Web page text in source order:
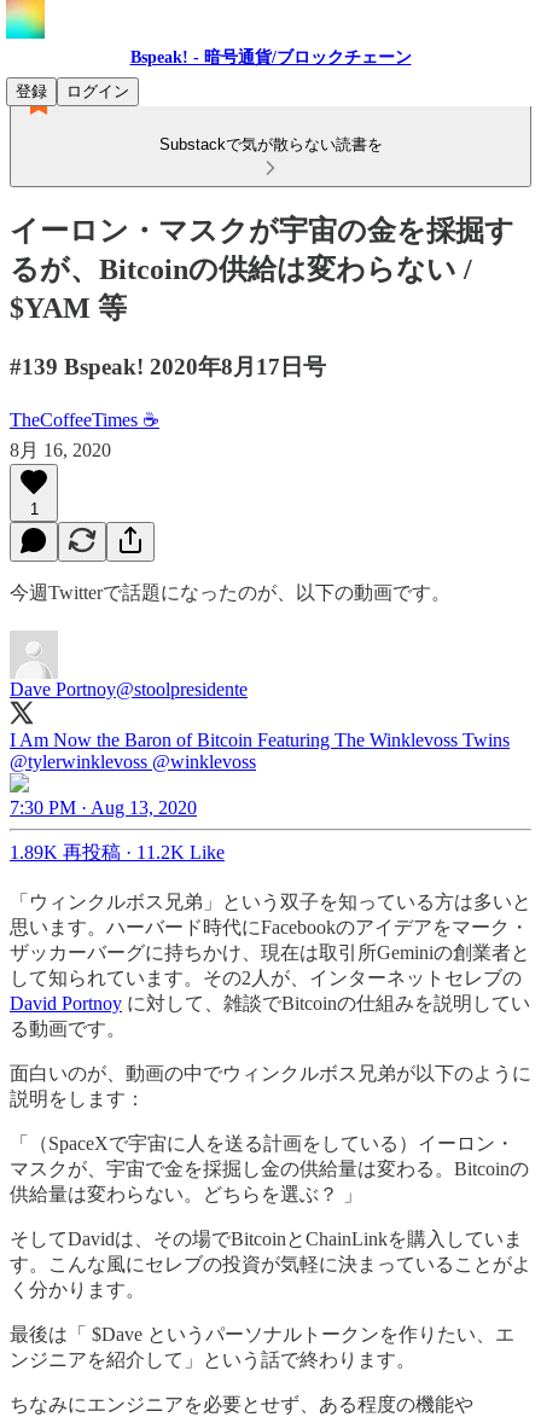
Bspeak! - 暗号通貨/ブロックチェーン
登録
ログイン
Substackで気が散らない読書を
イーロン・マスクが宇宙の金を採掘す
るが、Bitcoinの供給は変わらない /
$YAM 等
#139 Bspeak! 2020年8月17日号
TheCoffeeTimes ☕
8月 16, 2020
1
今週Twitterで話題になったのが、以下の動画です。
Dave Portnoy@stoolpresidente
I Am Now the Baron of Bitcoin Featuring The Winklevoss Twins
@tylerwinklevoss @winklevoss
7:30 PM · Aug 13, 2020
1.89K 再投稿 · 11.2K Like
「ウィンクルボス兄弟」という双子を知っている方は多いと
思います。ハーバード時代にFacebookのアイデアをマーク・
ザッカーバーグに持ちかけ、現在は取引所Geminiの創業者と
して知られています。その2人が、インターネットセレブの
David Portnoy に対して、雑談でBitcoinの仕組みを説明してい
る動画です。
面白いのが、動画の中でウィンクルボス兄弟が以下のように
説明をします：
「（SpaceXで宇宙に人を送る計画をしている）イーロン・
マスクが、宇宙で金を採掘し金の供給量は変わる。Bitcoinの
供給量は変わらない。どちらを選ぶ？ 」
そしてDavidは、その場でBitcoinとChainLinkを購入していま
す。こんな風にセレブの投資が気軽に決まっていることがよ
く分かります。
最後は「 $Dave というパーソナルトークンを作りたい、エ
ンジニアを紹介して」という話で終わります。
ちなみにエンジニアを必要とせず、ある程度の機能や